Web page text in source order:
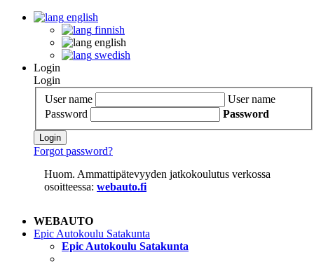
english
finnish
english
swedish
Login
Login
User name
User name
Password
Password
Login
Forgot password?
Huom. Ammattipätevyyden jatkokoulutus verkossa
osoitteessa: webauto.fi
WEBAUTO
Epic Autokoulu Satakunta
Epic Autokoulu Satakunta